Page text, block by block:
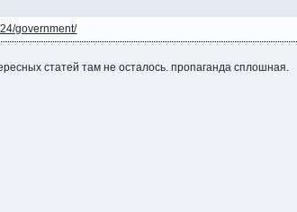
government/
статей там не осталось. пропаганда сплошная.